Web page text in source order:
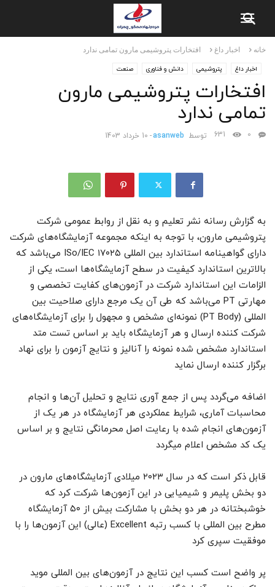
خانه اخبار داغ افتخارات پتروشیمی مارون تمامی ندارد
اخبار داغ پتروشیمی دانش و فناوری صنعت
افتخارات پتروشیمی مارون
تمامی ندارد
توسط asanweb
- 10 خرداد 1403 0
631
به گزارش رسانه نشر تعلیم و به نقل از روابط عمومی شرکت
پتروشیمی مارون، با توجه به اینکه مجموعه آزمایشگاه‌های شرکت
دارای گواهینامه استاندارد بین المللی ISo/IEC ۱۷۰۲۵ می‌باشد که
بالاترین استاندارد کیفیت در سطح آزمایشگاه‌ها است، یکی از
الزامات این استاندارد شرکت در آزمون‌های کفایت تخصصی و
مهارتی PT می‌باشد که طی آن یک مرجع دارای صلاحیت بین
المللی (PT Body) نمونه‌ای مشخص و مجهول را برای آزمایشگاه‌های
شرکت کننده ارسال و هر آزمایشگاه باید بر اساس تست متد
استاندارد مشخص شده نمونه را آنالیز و نتایج آزمون را برای نهاد
برگزار کننده ارسال نماید
اضافه می‌گردد پس از جمع آوری نتایج و تحلیل آن‌ها و انجام
محاسبات آماری، شرایط عملکردی هر آزمایشگاه در هر یک از
آزمون‌های انجام شده با رعایت اصل محرمانگی نتایج و بر اساس
یک کد مشخص اعلام میگردد
قابل ذکر است که در سال ۲۰۲۳ میلادی آزمایشگاه‌های مارون در
دو بخش پلیمر و شیمیایی در این آزمون‌ها شرکت کرد که
خوشبختانه در هر دو بخش با مشارکت بیش از ۵۰ آزمایشگاه
مطرح بین المللی با کسب رتبه Excellent (عالی) این آزمون‌ها را با
موفقیت سپری کرد
پر واضح است کسب این نتایج در آزمون‌های بین المللی موید